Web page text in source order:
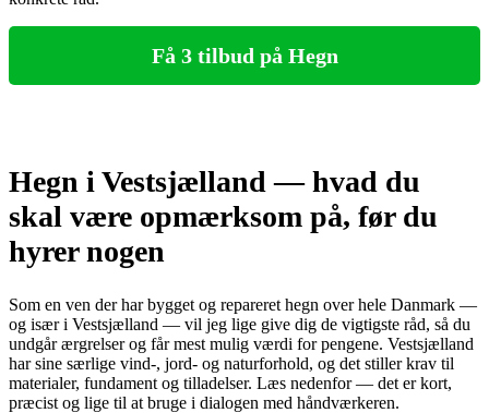
Få 3 tilbud på Hegn
Hegn i Vestsjælland — hvad du
skal være opmærksom på, før du
hyrer nogen
Som en ven der har bygget og repareret hegn over hele Danmark —
og især i Vestsjælland — vil jeg lige give dig de vigtigste råd, så du
undgår ærgrelser og får mest mulig værdi for pengene. Vestsjælland
har sine særlige vind-, jord- og naturforhold, og det stiller krav til
materialer, fundament og tilladelser. Læs nedenfor — det er kort,
præcist og lige til at bruge i dialogen med håndværkeren.